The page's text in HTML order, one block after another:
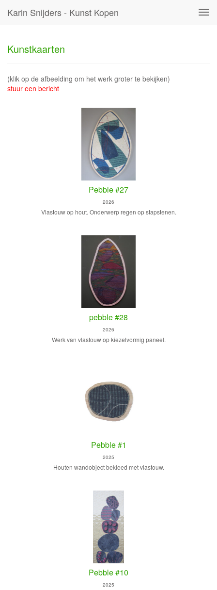
Karin Snijders - Kunst Kopen
Kunstkaarten
(klik op de afbeelding om het werk groter te bekijken)
stuur een bericht
Pebble #27
2026
Vlastouw op hout. Onderwerp regen op stapstenen.
pebble #28
2026
Werk van vlastouw op kiezelvormig paneel.
Pebble #1
2025
Houten wandobject bekleed met vlastouw.
Pebble #10
2025